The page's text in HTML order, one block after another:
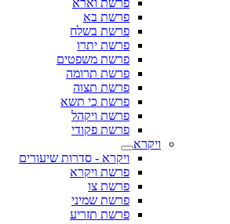
פרשת וארא
פרשת בא
פרשת בשלח
פרשת יתרו
פרשת משפטים
פרשת תרומה
פרשת תצוה
פרשת כי תשא
פרשת ויקהל
פרשת פקודי
ויקרא
ויקרא - סדרות שיעורים
פרשת ויקרא
פרשת צו
פרשת שמיני
פרשת תזריע